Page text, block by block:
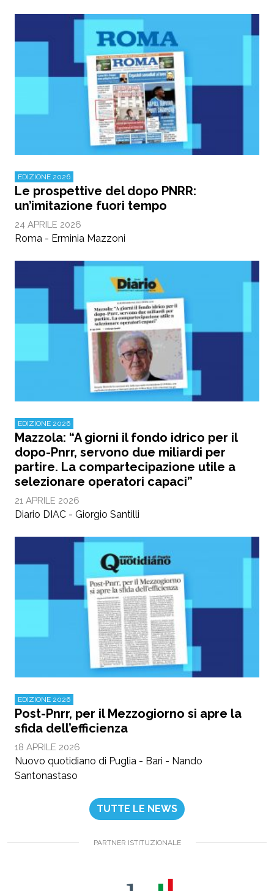
EDIZIONE 2026
Le prospettive del dopo PNRR:
un’imitazione fuori tempo
24 APRILE 2026
Roma - Erminia Mazzoni
EDIZIONE 2026
Mazzola: “A giorni il fondo idrico per il
dopo-Pnrr, servono due miliardi per
partire. La compartecipazione utile a
selezionare operatori capaci”
21 APRILE 2026
Diario DIAC - Giorgio Santilli
EDIZIONE 2026
Post-Pnrr, per il Mezzogiorno si apre la
sfida dell’efficienza
18 APRILE 2026
Nuovo quotidiano di Puglia - Bari - Nando
Santonastaso
TUTTE LE NEWS
PARTNER ISTITUZIONALE